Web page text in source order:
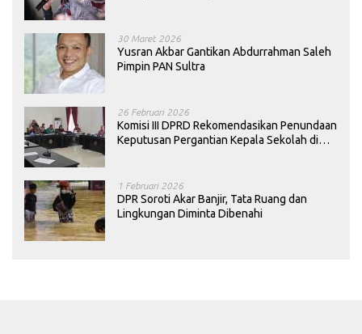
30 Maret 2026
Yusran Akbar Gantikan Abdurrahman Saleh
Pimpin PAN Sultra
26 Februari 2026
Komisi III DPRD Rekomendasikan Penundaan
Keputusan Pergantian Kepala Sekolah di
1 Februari 2026
DPR Soroti Akar Banjir, Tata Ruang dan
Lingkungan Diminta Dibenahi